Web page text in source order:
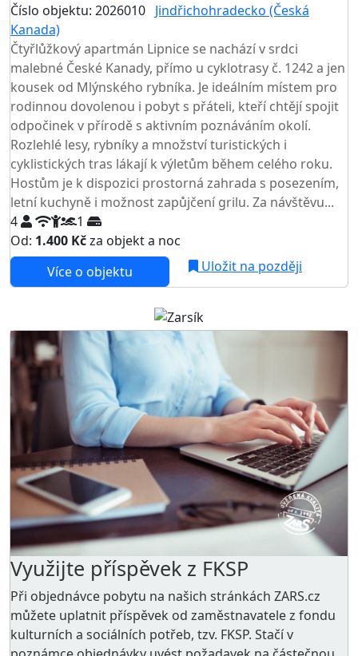
Číslo objektu: 2026010 Jindřichohradecko (Česká
Kanada)
Čtyřlůžkový apartmán Lipnice se nachází v srdci
malebné České Kanady, přímo u cyklotrasy č. 1242 a jen
kousek od Mlýnského rybníka. Je ideálním místem pro
rodinnou dovolenou i pobyt s přáteli, kteří chtějí spojit
odpočinek v přírodě s aktivním poznáváním okolí.
Rozlehlé lesy, rybníky a množství turistických i
cyklistických tras lákají k výletům během celého roku.
Hostům je k dispozici prostorná zahrada s posezením,
letní kuchyně i možnost zapůjčení grilu. Za návštěvu...
4
1
Od: 1.400 Kčza objekt a noc
Více o objektu Uložit na později
Využijte příspěvek z FKSP
Při objednávce pobytu na našich stránkách ZARS.cz
můžete uplatnit příspěvek od zaměstnavatele z fondu
kulturních a sociálních potřeb, tzv. FKSP. Stačí v